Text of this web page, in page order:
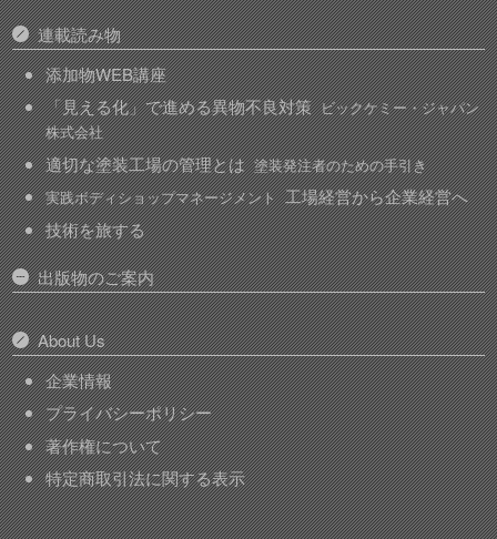
連載読み物
添加物WEB講座
「見える化」で進める異物不良対策 ビックケミー・ジャパン
株式会社
適切な塗装工場の管理とは 塗装発注者のための手引き
実践ボディショップマネージメント 工場経営から企業経営へ
技術を旅する
出版物のご案内
About Us
企業情報
プライバシーポリシー
著作権について
特定商取引法に関する表示